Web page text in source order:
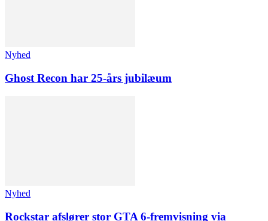
Nyhed
Ghost Recon har 25-års jubilæum
Nyhed
Rockstar afslører stor GTA 6-fremvisning via